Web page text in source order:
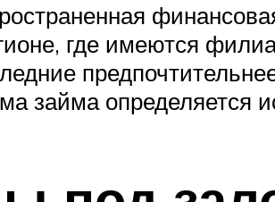
где имеются
займа определяется